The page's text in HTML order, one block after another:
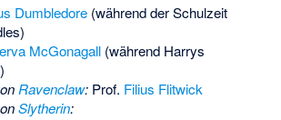
Dumbledore (während der Schulzeit
McGonagall (während Harrys
Ravenclaw:Prof. Filius Flitwick
Slytherin: